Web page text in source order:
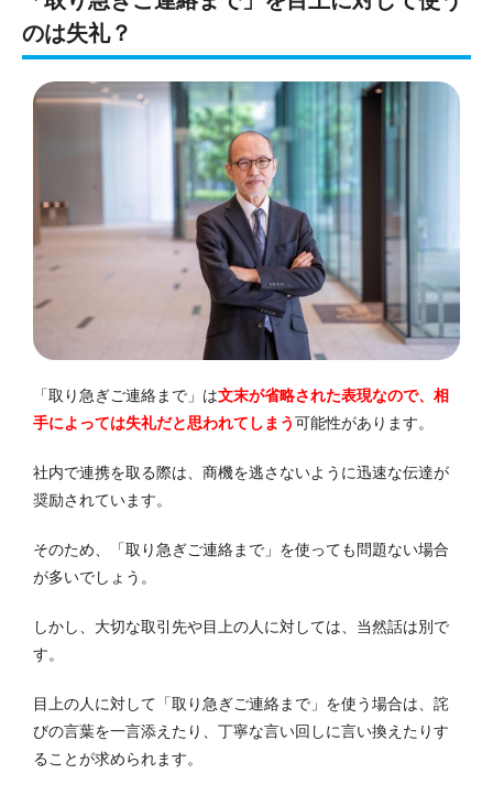
のは失礼？
「取り急ぎご連絡まで」は文末が省略された表現なので、相
手によっては失礼だと思われてしまう可能性があります。
社内で連携を取る際は、商機を逃さないように迅速な伝達が
奨励されています。
そのため、「取り急ぎご連絡まで」を使っても問題ない場合
が多いでしょう。
しかし、大切な取引先や目上の人に対しては、当然話は別で
す。
目上の人に対して「取り急ぎご連絡まで」を使う場合は、詫
びの言葉を一言添えたり、丁寧な言い回しに言い換えたりす
ることが求められます。